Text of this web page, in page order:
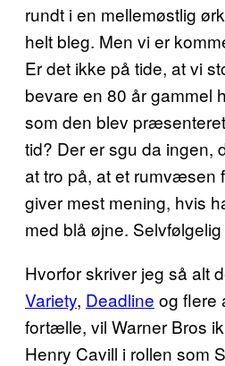
rundt i en mellemøstlig
helt bleg. Men vi er
Er det ikke på tide, at vi
bevare en 80 år gammel
som den blev
tid? Der er sgu da ingen,
at tro på, at et rumvæsen
giver mest mening, hvis
med blå øjne.
Hvorfor skriver jeg så alt
Variety, Deadline og flere
fortælle, vil Warner Bros
Henry Cavill i rollen som